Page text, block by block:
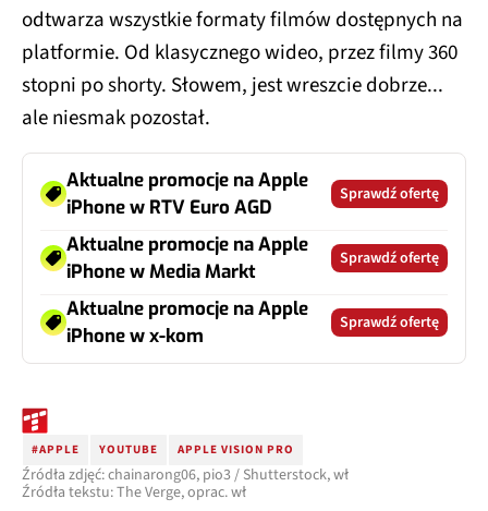
odtwarza wszystkie formaty filmów dostępnych na
platformie. Od klasycznego wideo, przez filmy 360
stopni po shorty. Słowem, jest wreszcie dobrze...
ale niesmak pozostał.
Aktualne promocje na Apple
iPhone w RTV Euro AGD
Sprawdź ofertę
Aktualne promocje na Apple
iPhone w Media Markt
Sprawdź ofertę
Aktualne promocje na Apple
iPhone w x-kom
Sprawdź ofertę
#APPLE YOUTUBE APPLE VISION PRO
Źródła zdjęć: chainarong06, pio3 / Shutterstock, wł
Źródła tekstu: The Verge, oprac. wł